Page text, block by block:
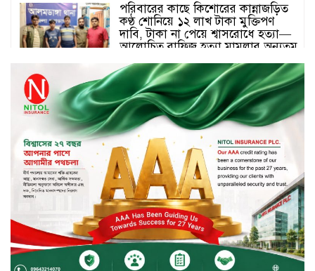
পরিবারের কাছে কিশোরের কান্নাজড়িত
কণ্ঠ শোনিয়ে ১২ লাখ টাকা মুক্তিপণ
দাবি, টাকা না পেয়ে শ্বাসরোধে হত্যা—
আলোচিত রাফিজ হত্যা মামলার অন্যতম
নড়াইলে বিএনপির ৬ নেতার
বহিষ্কারাদেশ প্রত্যাহার
দেশজুড়ে কেনাকাটায় সেরা অফার, ব্র্যান্ড
রাশ আওয়ার এবং এক্সক্লুসিভ পেমেন্ট
ডিসকাউন্ট নিয়ে এলো দারাজ ৮.৮ গ্রেট
৮ সেল
টাঙ্গাইল জেলা পরিষদের ২৩লাখ টাকার
অনুদান বিতরণ